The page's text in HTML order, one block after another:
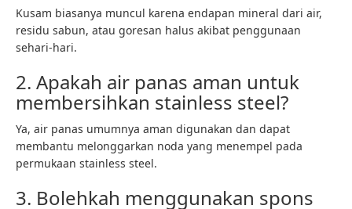
Kusam biasanya muncul karena endapan mineral dari air,
residu sabun, atau goresan halus akibat penggunaan
sehari-hari.
2. Apakah air panas aman untuk
membersihkan stainless steel?
Ya, air panas umumnya aman digunakan dan dapat
membantu melonggarkan noda yang menempel pada
permukaan stainless steel.
3. Bolehkah menggunakan spons